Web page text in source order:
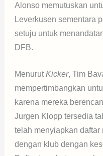
Alonso memutuskan
Leverkusen sementara
setuju untuk
DFB.
MenurutKicker, Tim
mempertimbangkan
karena mereka
Jurgen Klopp tersedia
telah menyiapkan
dengan klub dengan